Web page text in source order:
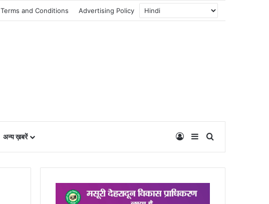
Terms and Conditions Advertising Policy
अन्य ख़बरें Log InSidebar